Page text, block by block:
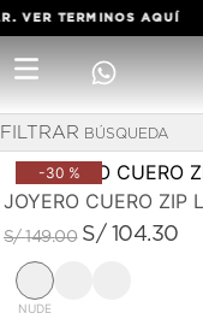
VER TERMINOSAQUÍ
FILTRAR
-30 %
JOYERO CUERO ZIP
S/ 149.00 S/ 104.30
NUDE